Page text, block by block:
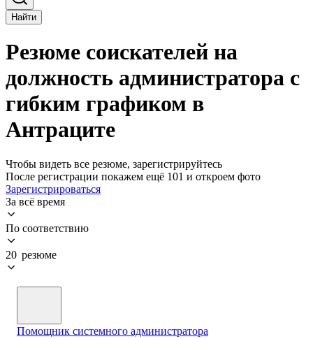
Найти
Резюме соискателей на
должность администратора с
гибким графиком в
Антраците
Чтобы видеть все резюме, зарегистрируйтесь
После регистрации покажем ещё 101 и откроем фото
Зарегистрироваться
За всё время
По соответствию
20 резюме
Помощник системного администратора